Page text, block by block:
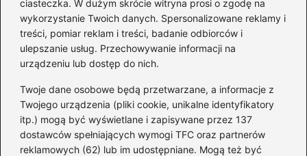
ciasteczka. W dużym skrócie witryna prosi o zgodę na
wykorzystanie Twoich danych. Spersonalizowane reklamy i
treści, pomiar reklam i treści, badanie odbiorców i
ulepszanie usług. Przechowywanie informacji na
urządzeniu lub dostęp do nich.
Twoje dane osobowe będą przetwarzane, a informacje z
Twojego urządzenia (pliki cookie, unikalne identyfikatory
itp.) mogą być wyświetlane i zapisywane przez 137
dostawców spełniających wymogi TFC oraz partnerów
reklamowych (62) lub im udostępniane. Mogą też być
tylko. Motoryzacja to dla mnie nie tylko hobby, ale styl
życia, którym dzielę się z czytelnikami, budując
społeczność ludzi, którzy kochają zapach benzyny i dźwięk
solidnego silnika.
←
Dobór odpowiedniego rozmiaru opon zimowych –
jak to zrobić prawidłowo?
→
Hamowanie ze sprzęgłem czy bez – co wybrać dla
lepszej kontroli na drodze?